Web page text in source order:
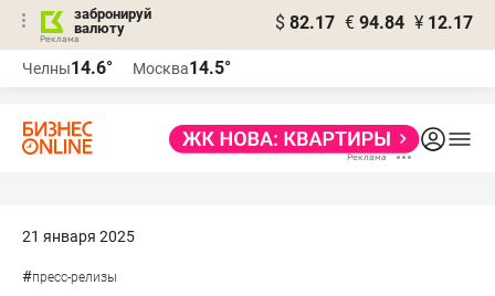
забронируй
валюту
$ 82.17 € 94.84 ¥ 12.17
Челны14.6° Москва14.5°
21 января 2025
#пресс-релизы